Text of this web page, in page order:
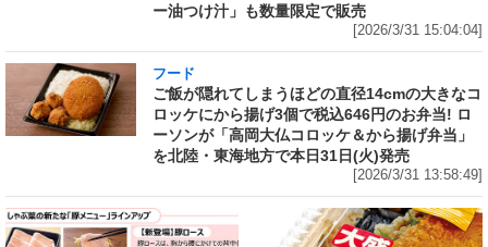
ー油つけ汁」も数量限定で販売
[2026/3/31 15:04:04]
フード
ご飯が隠れてしまうほどの直径14cmの大きなコ
ロッケにから揚げ3個で税込646円のお弁当! ロ
ーソンが「高岡大仏コロッケ＆から揚げ弁当」
を北陸・東海地方で本日31日(火)発売
[2026/3/31 13:58:49]